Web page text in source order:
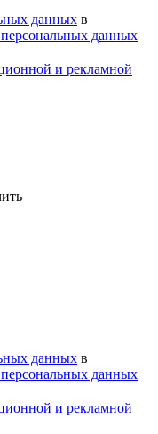
данных в
данных
и рекламной
данных в
данных
и рекламной